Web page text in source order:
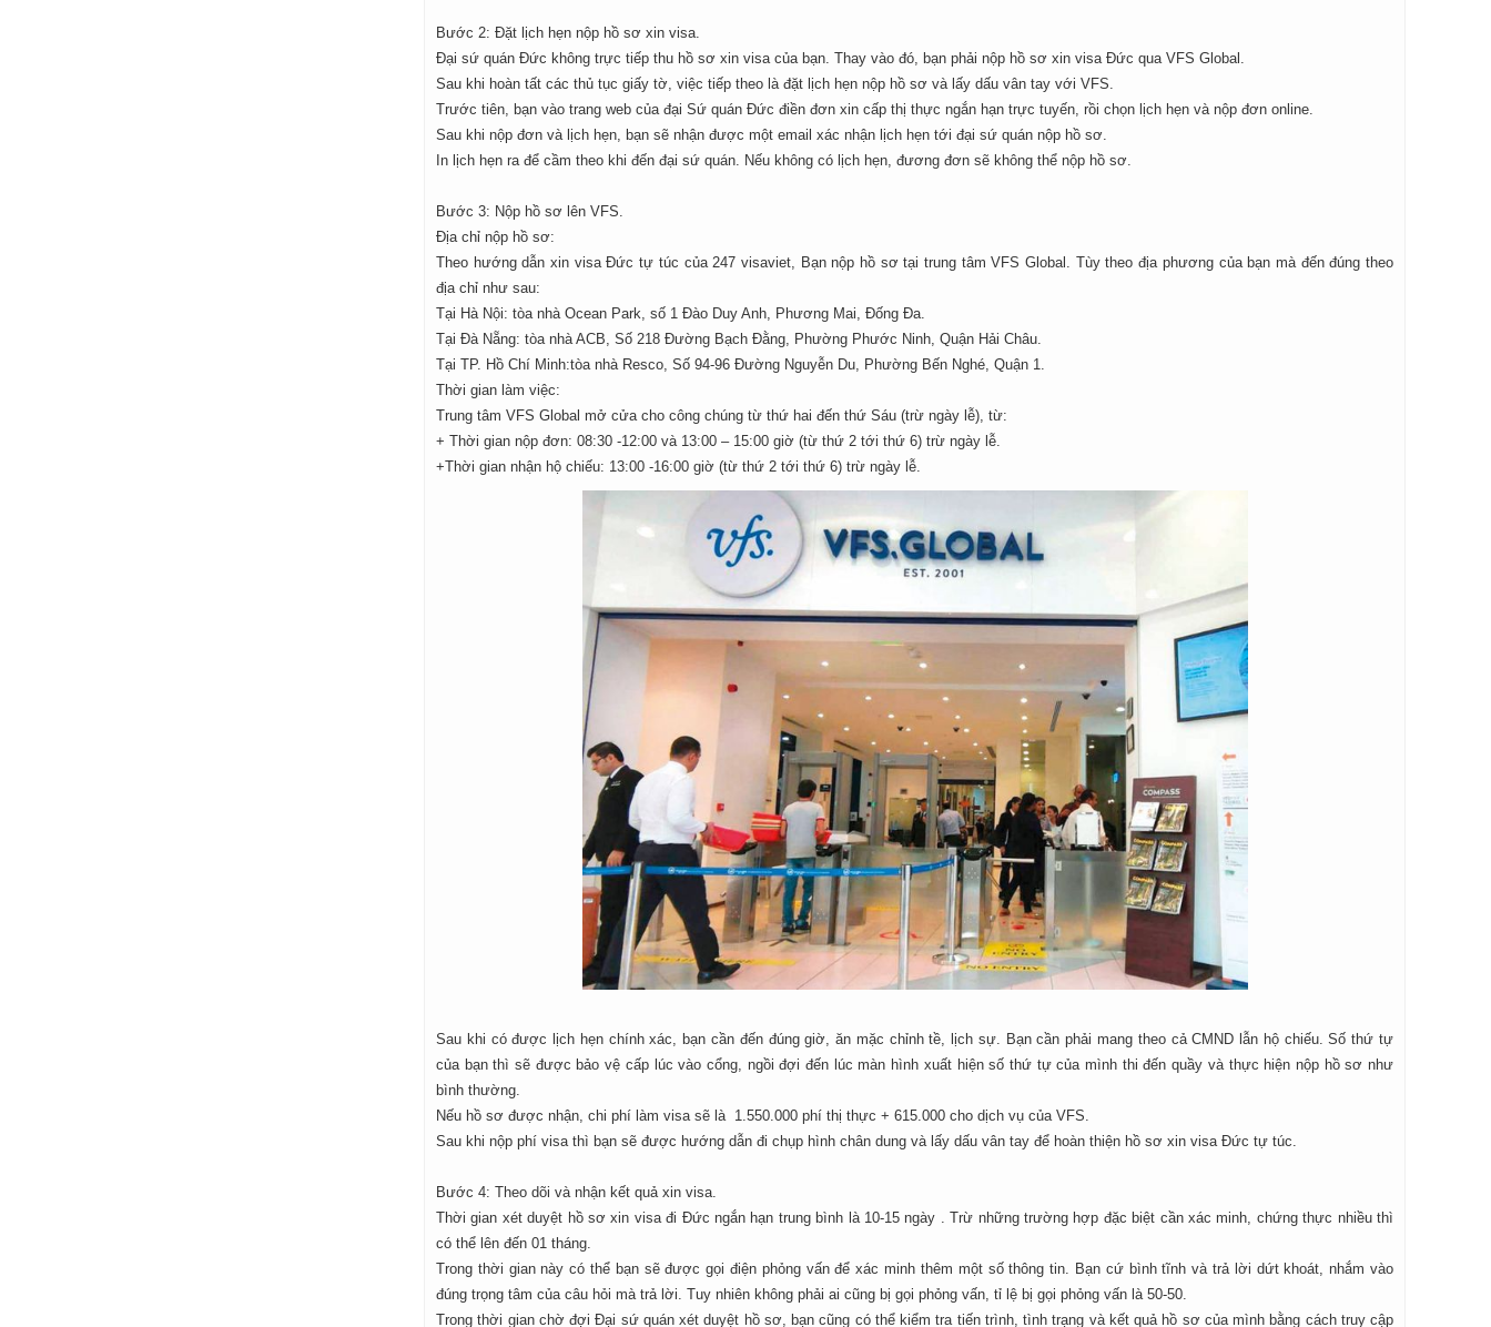
Bước 2: Đặt lịch hẹn nộp hồ sơ xin visa.
Đại sứ quán Đức không trực tiếp thu hồ sơ xin visa của bạn. Thay vào đó, bạn phải nộp hồ sơ xin visa Đức qua VFS Global.
Sau khi hoàn tất các thủ tục giấy tờ, việc tiếp theo là đặt lịch hẹn nộp hồ sơ và lấy dấu vân tay với VFS.
Trước tiên, bạn vào trang web của đại Sứ quán Đức điền đơn xin cấp thị thực ngắn hạn trực tuyến, rồi chọn lịch hẹn và nộp đơn online.
Sau khi nộp đơn và lịch hẹn, bạn sẽ nhận được một email xác nhận lịch hẹn tới đại sứ quán nộp hồ sơ.
In lịch hẹn ra để cầm theo khi đến đại sứ quán. Nếu không có lịch hẹn, đương đơn sẽ không thể nộp hồ sơ.
Bước 3: Nộp hồ sơ lên VFS.
Địa chỉ nộp hồ sơ:
Theo hướng dẫn xin visa Đức tự túc của 247 visaviet, Bạn nộp hồ sơ tại trung tâm VFS Global. Tùy theo địa phương của bạn mà đến đúng theo
địa chỉ như sau:
Tại Hà Nội: tòa nhà Ocean Park, số 1 Đào Duy Anh, Phương Mai, Đống Đa.
Tại Đà Nẵng: tòa nhà ACB, Số 218 Đường Bạch Đằng, Phường Phước Ninh, Quận Hải Châu.
Tại TP. Hồ Chí Minh:tòa nhà Resco, Số 94-96 Đường Nguyễn Du, Phường Bến Nghé, Quận 1.
Thời gian làm việc:
Trung tâm VFS Global mở cửa cho công chúng từ thứ hai đến thứ Sáu (trừ ngày lễ), từ:
+ Thời gian nộp đơn: 08:30 -12:00 và 13:00 – 15:00 giờ (từ thứ 2 tới thứ 6) trừ ngày lễ.
+Thời gian nhận hộ chiếu: 13:00 -16:00 giờ (từ thứ 2 tới thứ 6) trừ ngày lễ.
Sau khi có được lịch hẹn chính xác, bạn cần đến đúng giờ, ăn mặc chỉnh tề, lịch sự. Bạn cần phải mang theo cả CMND lẫn hộ chiếu. Số thứ tự
của bạn thì sẽ được bảo vệ cấp lúc vào cổng, ngồi đợi đến lúc màn hình xuất hiện số thứ tự của mình thi đến quầy và thực hiện nộp hồ sơ như
bình thường.
Nếu hồ sơ được nhận, chi phí làm visa sẽ là 1.550.000 phí thị thực + 615.000 cho dịch vụ của VFS.
Sau khi nộp phí visa thì bạn sẽ được hướng dẫn đi chụp hình chân dung và lấy dấu vân tay để hoàn thiện hồ sơ xin visa Đức tự túc.
Bước 4: Theo dõi và nhận kết quả xin visa.
Thời gian xét duyệt hồ sơ xin visa đi Đức ngắn hạn trung bình là 10-15 ngày . Trừ những trường hợp đặc biệt cần xác minh, chứng thực nhiều thì
có thể lên đến 01 tháng.
Trong thời gian này có thể bạn sẽ được gọi điện phỏng vấn để xác minh thêm một số thông tin. Bạn cứ bình tĩnh và trả lời dứt khoát, nhắm vào
đúng trọng tâm của câu hỏi mà trả lời. Tuy nhiên không phải ai cũng bị gọi phỏng vấn, tỉ lệ bị gọi phỏng vấn là 50-50.
Trong thời gian chờ đợi Đại sứ quán xét duyệt hồ sơ, bạn cũng có thể kiểm tra tiến trình, tình trạng và kết quả hồ sơ của mình bằng cách truy cập